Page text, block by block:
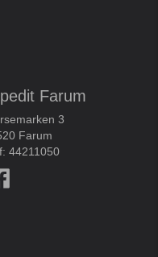
Farum
3
Farum
44211050